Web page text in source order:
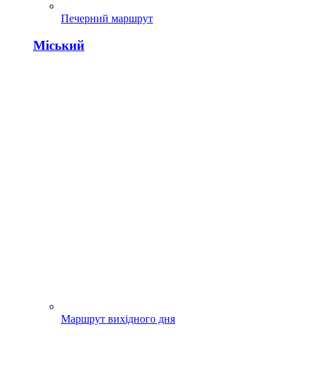
Печерний маршрут
Міський
Маршрут вихідного дня